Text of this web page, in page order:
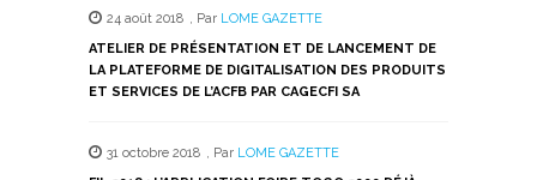
24 août 2018 , Par LOME GAZETTE
ATELIER DE PRÉSENTATION ET DE LANCEMENT DE
LA PLATEFORME DE DIGITALISATION DES PRODUITS
ET SERVICES DE L’ACFB PAR CAGECFI SA
31 octobre 2018 , Par LOME GAZETTE